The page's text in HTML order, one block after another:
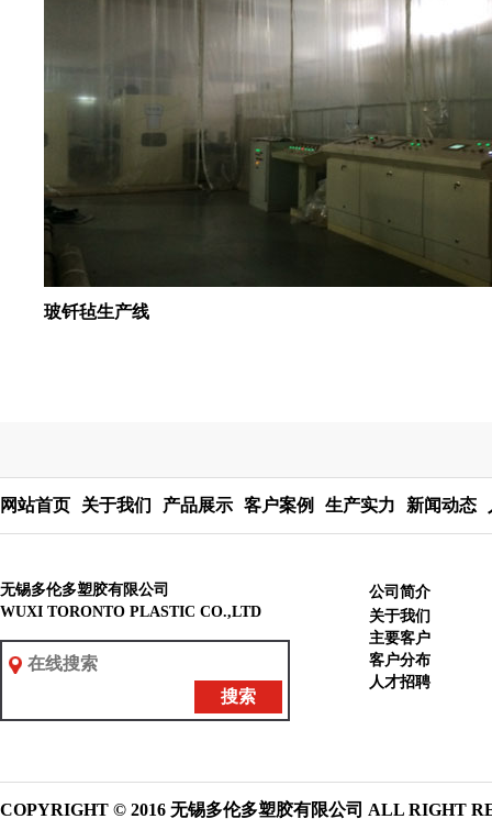
玻钎毡生产线
网站首页 关于我们 产品展示 客户案例 生产实力 新闻动态
无锡多伦多塑胶有限公司
WUXI TORONTO PLASTIC CO.,LTD
搜索
公司简介
关于我们
主要客户
客户分布
人才招聘
COPYRIGHT © 2016 无锡多伦多塑胶有限公司 ALL RIGHT